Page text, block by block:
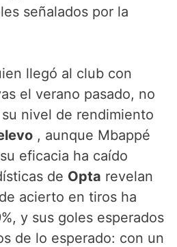
señalados por la
llegó al club con
el verano pasado, no
nivel de rendimiento
, aunque Mbappé
eficacia ha caído
de Opta revelan
acierto en tiros ha
y sus goles esperados
de lo esperado: con un